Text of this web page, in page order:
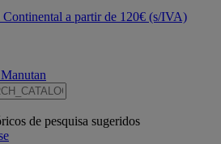
Continental a partir de 120€ (s/IVA)
de pesquisa sugeridos